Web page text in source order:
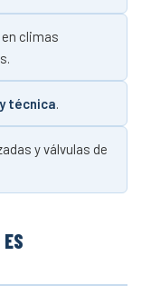
climas
técnica.
y válvulas de